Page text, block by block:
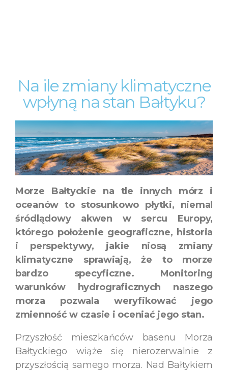
Na ile zmiany klimatyczne
wpłyną na stan Bałtyku?
Morze Bałtyckie na tle innych mórz i
oceanów to stosunkowo płytki, niemal
śródlądowy akwen w sercu Europy,
którego położenie geograficzne, historia
i perspektywy, jakie niosą zmiany
klimatyczne sprawiają, że to morze
bardzo specyficzne. Monitoring
warunków hydrograficznych naszego
morza pozwala weryfikować jego
zmienność w czasie i oceniać jego stan.
Przyszłość mieszkańców basenu Morza
Bałtyckiego wiąże się nierozerwalnie z
przyszłością samego morza. Nad Bałtykiem